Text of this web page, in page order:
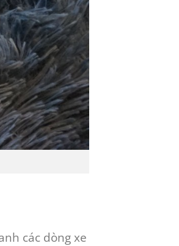
các dòng xe